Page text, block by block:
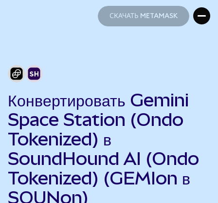
СКАЧАТЬ METAMASK
Конвертировать Gemini
Space Station (Ondo
Tokenized) в
SoundHound AI (Ondo
Tokenized) (GEMIon в
SOUNon)